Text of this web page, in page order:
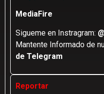
MediaFire
Sigueme en Instragram:
Mantente Informado de
de Telegram
Reportar